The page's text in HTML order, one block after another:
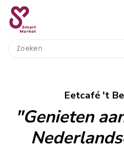
naar
inhoud
S
m
a
r
Search
Eetcafé 't
"Genieten